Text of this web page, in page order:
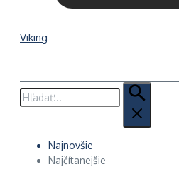
Viking
Hľadať:
Najnovšie
Najčítanejšie